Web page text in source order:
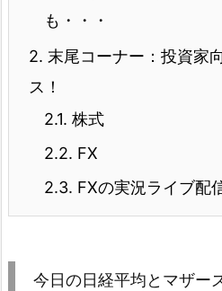
も・・・
2. 末尾コーナー：投資家
ス！
2.1. 株式
2.2. FX
2.3. FXの実況ライブ配
今日の日経平均とマザー